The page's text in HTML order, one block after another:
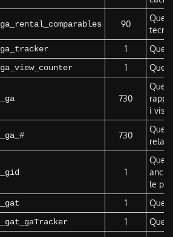
ga_rental_comparables 90
ga_tracker 1
ga_view_counter 1
_ga 730
i
_ga_# 730
_gid 1
le
_gat 1
_gat_gaTracker 1